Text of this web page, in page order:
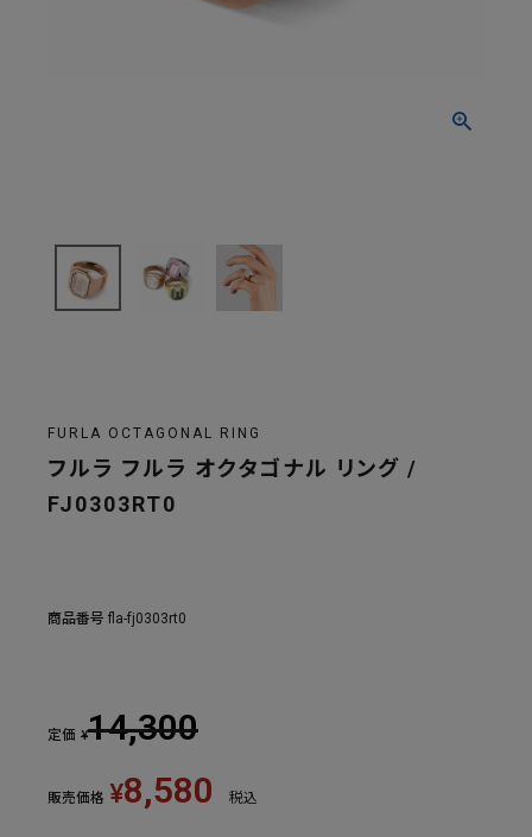
FURLA OCTAGONAL RING
フルラ フルラ オクタゴナル リング /
FJ0303RT0
商品番号 fla-fj0303rt0
定価 ¥14,300
販売価格 ¥8,580 税込